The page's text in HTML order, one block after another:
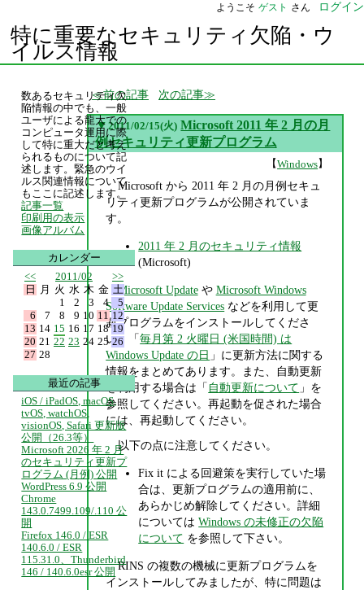
ようこそ ゲスト さん ログイン
特に重要なセキュリティ欠陥・ウ
イルス情報
前の記事 次の記事
▼ 2011/02/15(火) Microsoft 2011 年 2 月の月
例セキュリティ更新プログラム
【Windows】
Microsoft から 2011 年 2 月の月例セキュ
リティ更新プログラムが公開されていま
す。
2011 年 2 月のセキュリティ情報
(Microsoft)
Microsoft Updateや Microsoft Windows
Software Update Services などを利用して更
新プログラムをインストールしてくださ
い。「毎月第 2 火曜日 (米国時間) は
Windows Update の日 」に更新方法に関する
情報をまとめてあります。また、自動更新
を利用する場合は「 自動更新について 」を
参照してください。再起動を促された場合
には、再起動してください。
以下の点に注意してください。
Fix it による回避策を実行していた場
合は、更新プログラムの適用前に、
あらかじめ解除してください。詳細
についてはWindows の未修正の欠陥
について を参照して下さい。
RINS の複数の機械に更新プログラムを
インストールしてみましたが、特に問題は
数あるセキュリティ欠
陥情報の中でも、一般
ユーザによる龍大での
コンピュータ運用に際
して特に重大だと考え
られるものについて記
述します。緊急のウイ
ルス関連情報について
もここに記述します。
記事一覧
印刷用の表示
画像アルバム
カレンダー
<<
2011/02
>>
日
月 火 水 木 金 土
1
2 3 4
5
6
7 8 9 10 11 12
13 14 15 16 17 18 19
20 21 22 23 24 25 26
27 28
最近の記事
iOS / iPadOS, macOS,
tvOS, watchOS,
visionOS, Safari 更新版
公開（26.3等）
Microsoft 2026 年 2 月
のセキュリティ更新プ
ログラム (月例) 公開
WordPress 6.9 公開
Chrome
143.0.7499.109/.110 公
開
Firefox 146.0 / ESR
140.6.0 / ESR
115.31.0、Thunderbird
146 / 140.6.0esr 公開